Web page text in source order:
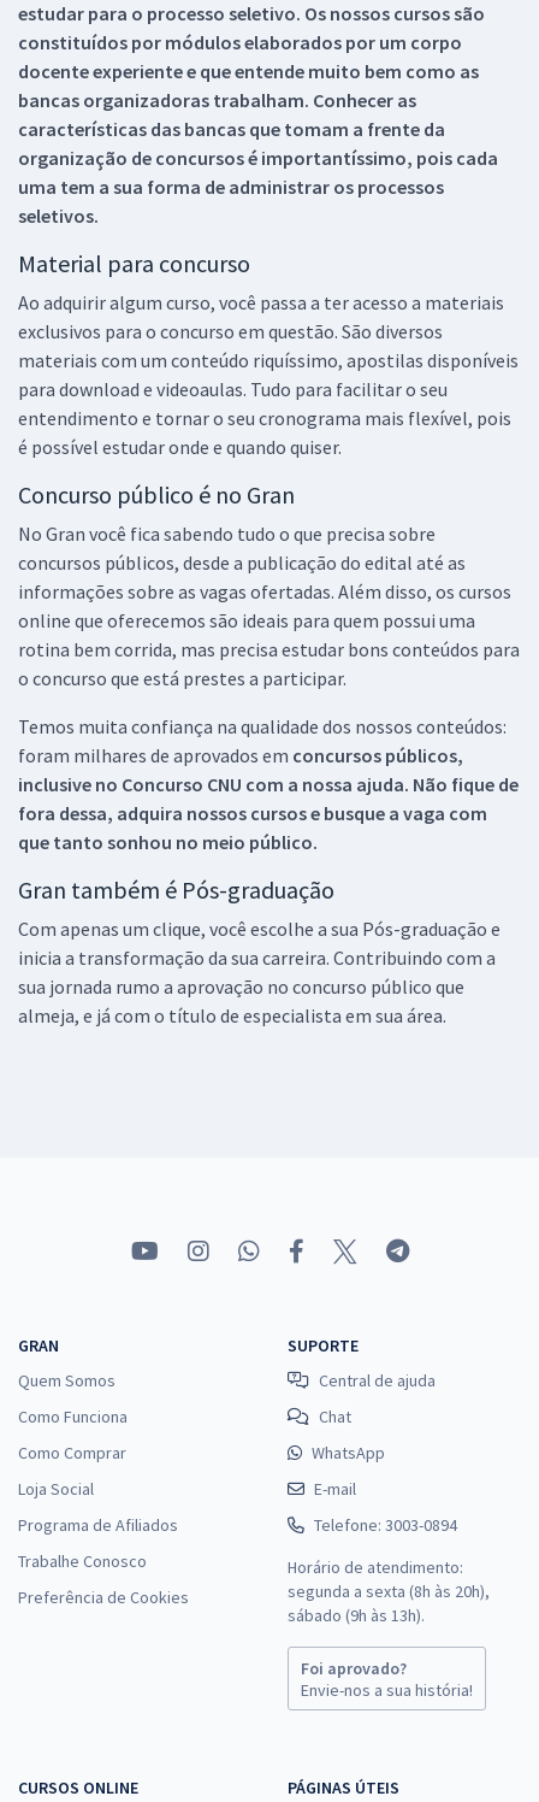
estudar para o processo seletivo. Os nossos cursos são
constituídos por módulos elaborados por um corpo
docente experiente e que entende muito bem como as
bancas organizadoras trabalham. Conhecer as
características das bancas que tomam a frente da
organização de concursos é importantíssimo, pois cada
uma tem a sua forma de administrar os processos
seletivos.
Material para concurso
Ao adquirir algum curso, você passa a ter acesso a materiais
exclusivos para o concurso em questão. São diversos
materiais com um conteúdo riquíssimo, apostilas disponíveis
para download e videoaulas. Tudo para facilitar o seu
entendimento e tornar o seu cronograma mais flexível, pois
é possível estudar onde e quando quiser.
Concurso público é no Gran
No Gran você fica sabendo tudo o que precisa sobre
concursos públicos, desde a publicação do edital até as
informações sobre as vagas ofertadas. Além disso, os cursos
online que oferecemos são ideais para quem possui uma
rotina bem corrida, mas precisa estudar bons conteúdos para
o concurso que está prestes a participar.
Temos muita confiança na qualidade dos nossos conteúdos:
foram milhares de aprovados em concursos públicos,
inclusive no Concurso CNU com a nossa ajuda. Não fique de
fora dessa, adquira nossos cursos e busque a vaga com
que tanto sonhou no meio público.
Gran também é Pós-graduação
Com apenas um clique, você escolhe a sua Pós-graduação e
inicia a transformação da sua carreira. Contribuindo com a
sua jornada rumo a aprovação no concurso público que
almeja, e já com o título de especialista em sua área.
GRAN
Quem Somos
Como Funciona
Como Comprar
Loja Social
Programa de Afiliados
Trabalhe Conosco
Preferência de Cookies
SUPORTE
Central de ajuda
Chat
WhatsApp
E-mail
Telefone: 3003-0894
Horário de atendimento:
segunda a sexta (8h às 20h),
sábado (9h às 13h).
Foi aprovado?
Envie-nos a sua história!
CURSOS ONLINE PÁGINAS ÚTEIS